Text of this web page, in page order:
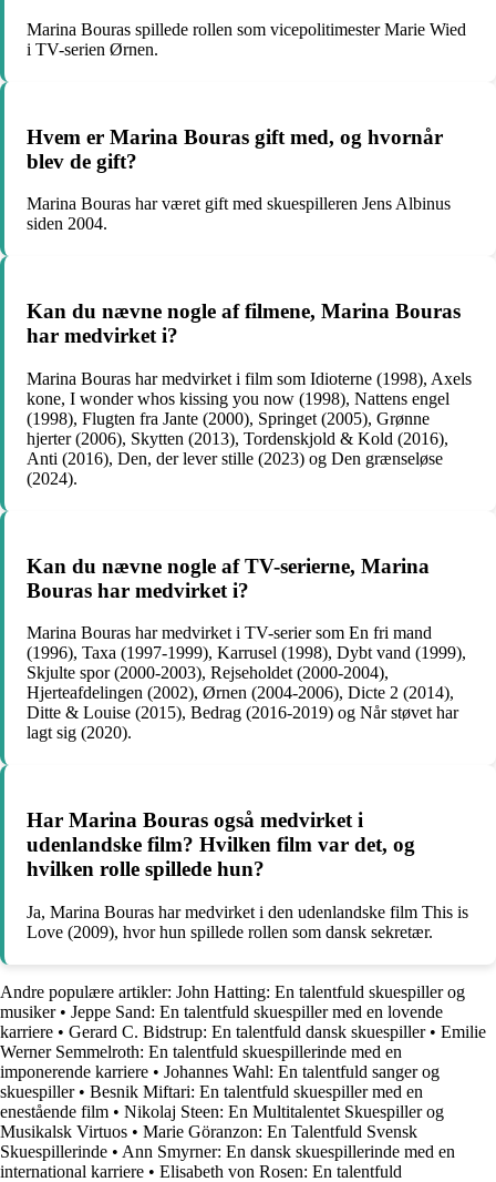
Marina Bouras spillede rollen som vicepolitimester Marie Wied
i TV-serien Ørnen.
Hvem er Marina Bouras gift med, og hvornår
blev de gift?
Marina Bouras har været gift med skuespilleren Jens Albinus
siden 2004.
Kan du nævne nogle af filmene, Marina Bouras
har medvirket i?
Marina Bouras har medvirket i film som Idioterne (1998), Axels
kone, I wonder whos kissing you now (1998), Nattens engel
(1998), Flugten fra Jante (2000), Springet (2005), Grønne
hjerter (2006), Skytten (2013), Tordenskjold & Kold (2016),
Anti (2016), Den, der lever stille (2023) og Den grænseløse
(2024).
Kan du nævne nogle af TV-serierne, Marina
Bouras har medvirket i?
Marina Bouras har medvirket i TV-serier som En fri mand
(1996), Taxa (1997-1999), Karrusel (1998), Dybt vand (1999),
Skjulte spor (2000-2003), Rejseholdet (2000-2004),
Hjerteafdelingen (2002), Ørnen (2004-2006), Dicte 2 (2014),
Ditte & Louise (2015), Bedrag (2016-2019) og Når støvet har
lagt sig (2020).
Har Marina Bouras også medvirket i
udenlandske film? Hvilken film var det, og
hvilken rolle spillede hun?
Ja, Marina Bouras har medvirket i den udenlandske film This is
Love (2009), hvor hun spillede rollen som dansk sekretær.
Andre populære artikler: John Hatting: En talentfuld skuespiller og
musiker• Jeppe Sand: En talentfuld skuespiller med en lovende
karriere • Gerard C. Bidstrup: En talentfuld dansk skuespiller• Emilie
Werner Semmelroth: En talentfuld skuespillerinde med en
imponerende karriere • Johannes Wahl: En talentfuld sanger og
skuespiller• Besnik Miftari: En talentfuld skuespiller med en
enestående film • Nikolaj Steen: En Multitalentet Skuespiller og
Musikalsk Virtuos • Marie Göranzon: En Talentfuld Svensk
Skuespillerinde • Ann Smyrner: En dansk skuespillerinde med en
international karriere • Elisabeth von Rosen: En talentfuld